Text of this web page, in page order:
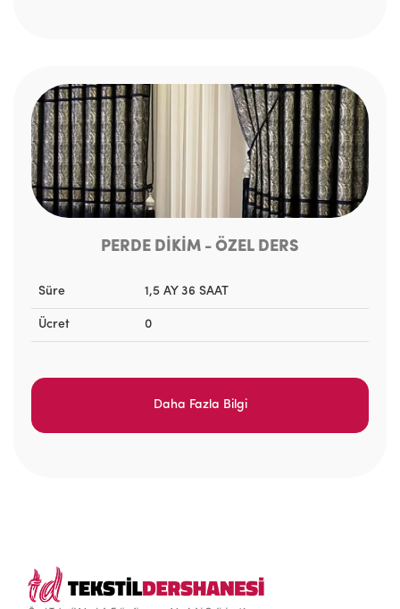
PERDE DİKİM - ÖZEL DERS
Süre 1,5 AY 36 SAAT
Ücret 0
Daha Fazla Bilgi